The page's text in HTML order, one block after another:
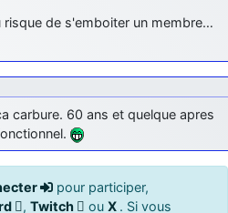
de s'emboiter un membre…
carbure. 60 ans et quelque apres
pour participer,
, Twitch ou X . Si vous